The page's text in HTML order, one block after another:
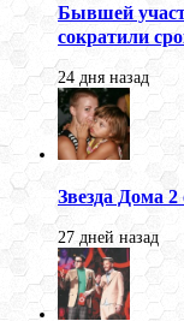
Бывшей
сократили
24 дня назад
Звезда Дома 2
27 дней назад